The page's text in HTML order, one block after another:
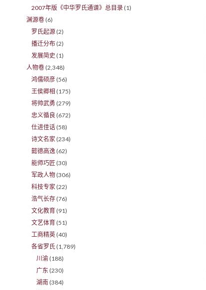
2007年版《中华罗氏通谱》总目录 (1)
渊源卷 (6)
罗氏起源 (2)
播迁分布 (2)
发展简史 (1)
人物卷 (2,348)
鸿儒硕彦 (56)
王侯卿相 (175)
将帅武勇 (279)
忠义循良 (672)
仕进佳话 (58)
诗文名家 (234)
懿德高逸 (62)
能师巧匠 (30)
军政人物 (306)
科技专家 (22)
浩气长存 (76)
文化教育 (91)
文艺体育 (51)
工商精英 (40)
各省罗氏 (1,789)
川渝 (188)
广东 (230)
湖南 (384)